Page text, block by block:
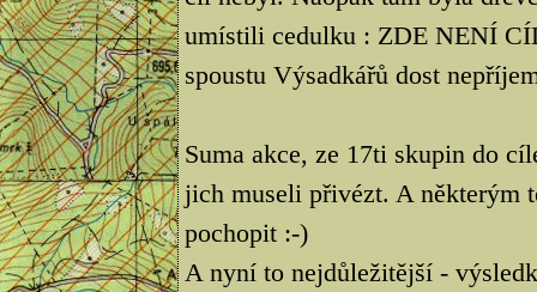
umístili cedulku : ZDE NENÍ
spoustu Výsadkářů dost
Suma akce, ze 17ti skupin do
jich museli přivézt. A některým
pochopit :-)
A nyní to nejdůležitější -